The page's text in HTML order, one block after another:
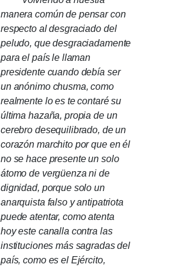
manera común de pensar con
respecto al desgraciado del
peludo, que desgraciadamente
para el país le llaman
presidente cuando debía ser
un anónimo chusma, como
realmente lo es te contaré su
última hazaña, propia de un
cerebro desequilibrado, de un
corazón marchito por que en él
no se hace presente un solo
átomo de vergüenza ni de
dignidad, porque solo un
anarquista falso y antipatriota
puede atentar, como atenta
hoy este canalla contra las
instituciones más sagradas del
país, como es el Ejército,